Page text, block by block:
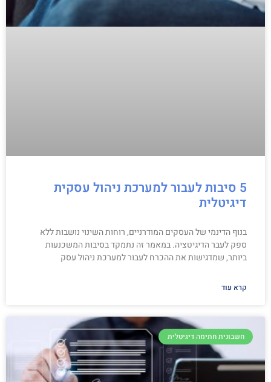
5 סיבות לעבור למערכת ניהול עסקית
דיגיטלית
בנוף הדינמי של העסקים המודרניים, רוחות השינוי נושבות ללא
ספק לעבר הדיגיטציה. במאמר זה נתמקד בסיבות המשכנעות
ביותר, שמדגישות את ההכרח לעבור למערכת ניהול עסק
קרא עוד
חשבונית חתימה דיגיטלית